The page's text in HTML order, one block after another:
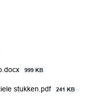
999 KB
stukken.pdf 241 KB